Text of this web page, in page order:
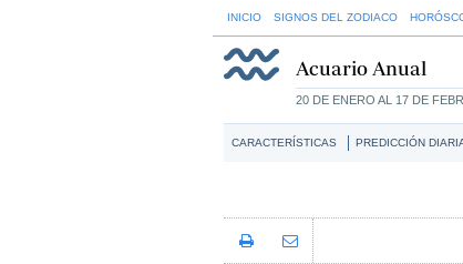
INICIO SIGNOS DEL ZODIACO
Acuario Anual
20 DE ENERO AL 17 DE
CARACTERÍSTICAS PREDICCIÓN